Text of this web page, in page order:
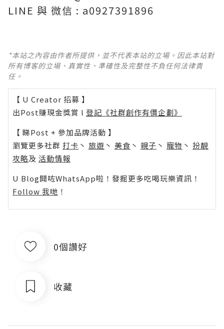
LINE 與 微信 : a0927391896
*本站之內容由作者所提供，並不代表本站的立場。因此本站對
所有博客的立場、真實性、準確性及完整性不負任何法律責
任。
【 U Creator 招募 】
出Post賺現金獎賞 l 登記《社群創作有價企劃》
【 睇Post + 參加品牌活動 】
瀏覽更多社群 打卡 丶 旅遊 丶 美食 丶 親子 丶 寵物 丶 扮靚
攻略及 活動情報
U Blog開咗WhatsApp啦！發掘更多吃喝玩樂資訊！
Follow 我哋 ！
0個讚好
收藏